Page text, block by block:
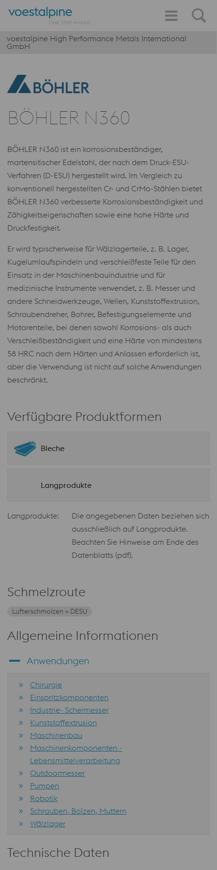
voestalpine High Performance Metals International
GmbH
BÖHLER N360
BÖHLER N360 ist ein korrosionsbeständiger,
martensitischer Edelstahl, der nach dem Druck-ESU-
Verfahren (D-ESU) hergestellt wird. Im Vergleich zu
konventionell hergestellten Cr- und CrMo-Stählen bietet
BÖHLER N360 verbesserte Korrosionsbeständigkeit und
Zähigkeitseigenschaften sowie eine hohe Härte und
Druckfestigkeit.
Er wird typischerweise für Wälzlagerteile, z. B. Lager,
Kugelumlaufspindeln und verschleißfeste Teile für den
Einsatz in der Maschinenbauindustrie und für
medizinische Instrumente verwendet, z. B. Messer und
andere Schneidwerkzeuge, Wellen, Kunststoffextrusion,
Schraubendreher, Bohrer, Befestigungselemente und
Motorenteile, bei denen sowohl Korrosions- als auch
Verschleißbeständigkeit und eine Härte von mindestens
58 HRC nach dem Härten und Anlassen erforderlich ist,
aber die Verwendung ist nicht auf solche Anwendungen
beschränkt.
Verfügbare Produktformen
Bleche
Langprodukte
Langprodukte:
Die angegebenen Daten beziehen sich
ausschließlich auf Langprodukte.
Beachten Sie Hinweise am Ende des
Datenblatts (pdf).
Schmelzroute
Lufterschmolzen + DESU
Allgemeine Informationen
Anwendungen
Chirurgie
Einspritzkomponenten
Industrie- Schermesser
Kunststoffextrusion
Maschinenbau
Maschinenkomponenten -
Lebensmittelverarbeitung
Outdoormesser
Pumpen
Robotik
Schrauben, Bolzen, Muttern
Wälzlager
Technische Daten